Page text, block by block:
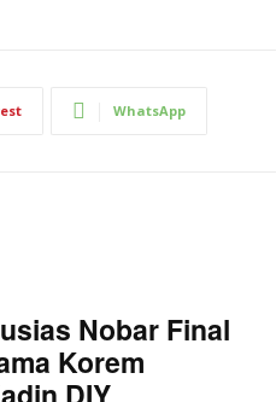
WhatsApp
Nobar Final
Korem
DIY